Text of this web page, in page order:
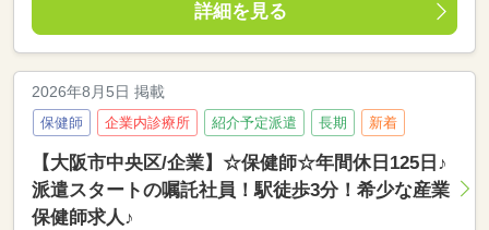
詳細を見る
2026年8月5日 掲載
保健師 企業内診療所 紹介予定派遣 長期 新着
【大阪市中央区/企業】☆保健師☆年間休日125日♪
派遣スタートの嘱託社員！駅徒歩3分！希少な産業
保健師求人♪